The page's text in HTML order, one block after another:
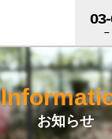
–
お知らせ